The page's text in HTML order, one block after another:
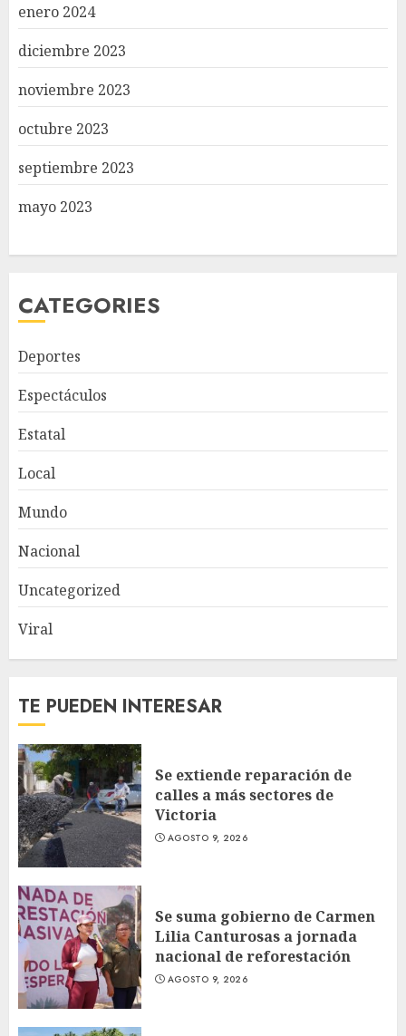
enero 2024
diciembre 2023
noviembre 2023
octubre 2023
septiembre 2023
mayo 2023
CATEGORIES
Deportes
Espectáculos
Estatal
Local
Mundo
Nacional
Uncategorized
Viral
TE PUEDEN INTERESAR
Se extiende reparación de
calles a más sectores de
Victoria
AGOSTO 9, 2026
Se suma gobierno de Carmen
Lilia Canturosas a jornada
nacional de reforestación
AGOSTO 9, 2026